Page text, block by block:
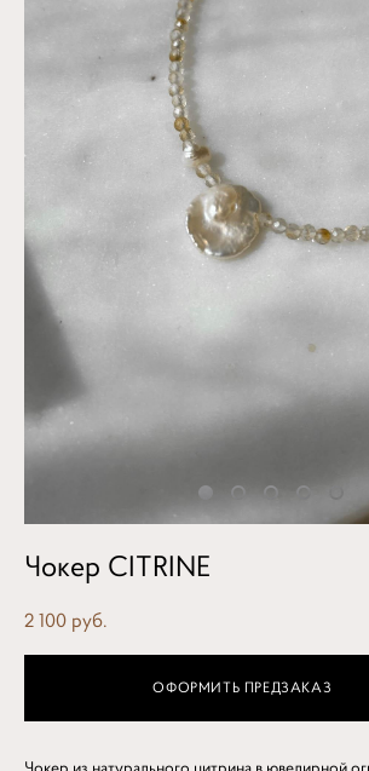
Чокер CITRINE
2 100 pуб.
ОФОРМИТЬ ПРЕДЗАКАЗ